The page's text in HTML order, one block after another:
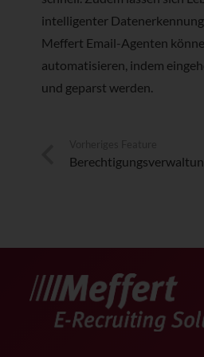
intelligenter
Meffert Email-Agenten
automatisieren, indem
und geparst werden.